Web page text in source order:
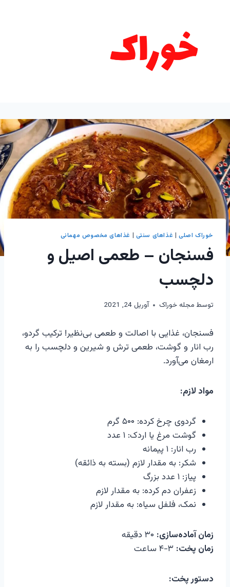
خوراک اصلی| غذاهای سنتی | غذاهای مخصوص مهمانی
فسنجان – طعمی اصیل و
دلچسب
توسط مجله خوراک آوریل 24, 2021
فسنجان، غذایی با اصالت و طعمی بی‌نظیر! ترکیب گردو،
رب انار و گوشت، طعمی ترش و شیرین و دلچسب را به
ارمغان می‌آورد.
مواد لازم:
گردوی چرخ کرده: ۵۰۰ گرم
گوشت مرغ یا اردک: ۱ عدد
رب انار: ۱ پیمانه
شکر: به مقدار لازم (بسته به ذائقه)
پیاز: ۱ عدد بزرگ
زعفران دم کرده: به مقدار لازم
نمک، فلفل سیاه: به مقدار لازم
زمان آماده‌سازی:
زمان پخت:
دستور پخت: